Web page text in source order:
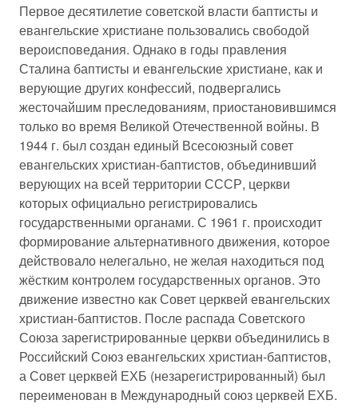
Первое десятилетие советской власти баптисты и
евангельские христиане пользовались свободой
вероисповедания. Однако в годы правления
Сталина баптисты и евангельские христиане, как и
верующие других конфессий, подвергались
жесточайшим преследованиям, приостановившимся
только во время Великой Отечественной войны. В
1944 г. был создан единый Всесоюзный совет
евангельских христиан-баптистов, объединивший
верующих на всей территории СССР, церкви
которых официально регистрировались
государственными органами. С 1961 г. происходит
формирование альтернативного движения, которое
действовало нелегально, не желая находиться под
жёстким контролем государственных органов. Это
движение известно как Совет церквей евангельских
христиан-баптистов. После распада Советского
Союза зарегистрированные церкви объединились в
Российский Союз евангельских христиан-баптистов,
а Совет церквей ЕХБ (незарегистрированный) был
переименован в Международный союз церквей ЕХБ.